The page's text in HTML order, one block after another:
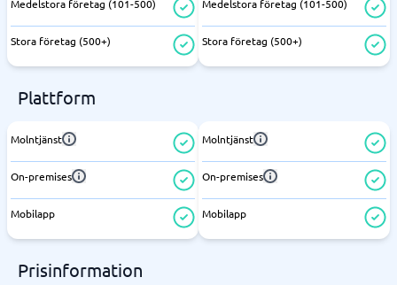
Medelstora företag (101-500)
Stora företag (500+)
Medelstora företag (101-500)
Stora företag (500+)
Plattform
Molntjänst
On-premises
Mobilapp
Molntjänst
On-premises
Mobilapp
Prisinformation